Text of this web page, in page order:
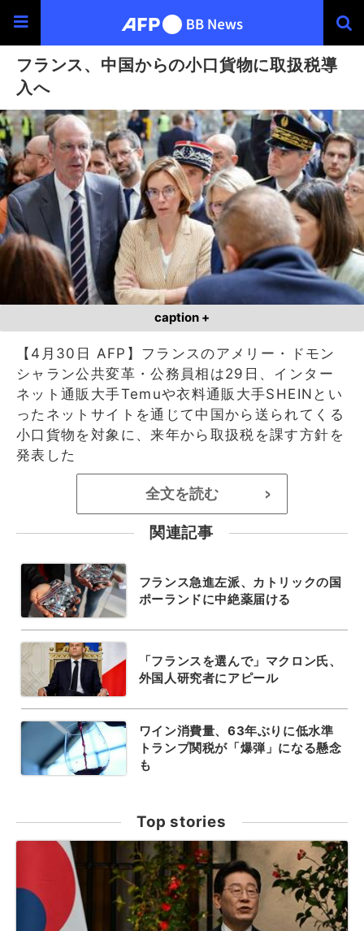
フランス、中国からの小口貨物に取扱税導
入へ
caption +
【4月30日 AFP】フランスのアメリー・ドモン
シャラン公共変革・公務員相は29日、インター
ネット通販大手Temuや衣料通販大手SHEINとい
ったネットサイトを通じて中国から送られてくる
小口貨物を対象に、来年から取扱税を課す方針を
発表した
全文を読む >
関連記事
フランス急進左派、カトリックの国
ポーランドに中絶薬届ける
「フランスを選んで」マクロン氏、
外国人研究者にアピール
ワイン消費量、63年ぶりに低水準
トランプ関税が「爆弾」になる懸念
も
Top stories